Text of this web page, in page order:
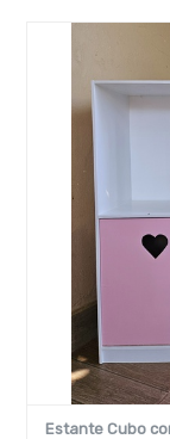
Cubo con Cajones